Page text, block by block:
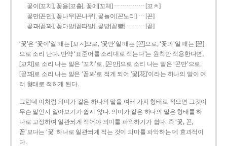
꽃이[꼬치], 꽃을[꼬츨], 꽃에[꼬체] …………… [꼬ㅊ]
꽃만[꼰만], 꽃나무[꼰나무], 꽃놀이[꼰노리] … [꼰]
꽃과[꼳꽈], 꽃다발[꼳따발], 꽃밭[꼳빧] ……… [꼳]
‘꽃’은 ‘꽃이’일 때는 [꼬ㅊ]으로, ‘꽃만’일 때는 [꼰]으로, ‘꽃과’일 때는 [꼳]
으로 소리 난다. 만약 ‘표준어를 소리대로 적는다’는 원칙만 적용한다면,
[꼬치]로 소리 나는 말은 ‘꼬치’로, [꼰만]으로 소리 나는 말은 ‘꼰만’으로,
[꼳꽈]로 소리 나는 말은 ‘꼳꽈’로 적게 되어 ‘꽃[花]’이라는 하나의 말이 여
러 형태로 적히게 된다.
그런데 이처럼 의미가 같은 하나의 말을 여러 가지 형태로 적으면 그것이
무슨 말인지 알아보기가 쉽지 않다. 의미가 같은 하나의 말은 형태를 하
나로 고정하여 일관되게 적어야 의미를 파악하기가 쉽다. 즉 ‘꽃, 꼰,
꼳’보다는 ‘꽃’ 하나로 일관되게 적는 것이 의미를 파악하는 데 효과적이
다.